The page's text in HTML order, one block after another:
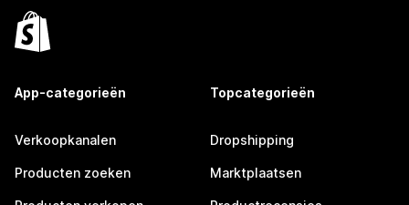
App-categorieën
Verkoopkanalen
Producten zoeken
Topcategorieën
Dropshipping
Marktplaatsen